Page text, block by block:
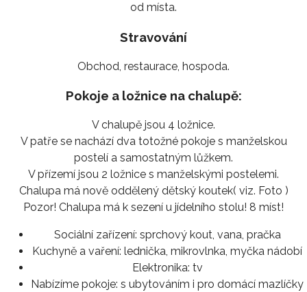
od místa.
Stravování
Obchod, restaurace, hospoda.
Pokoje a ložnice na chalupě:
V chalupě jsou 4 ložnice.
V patře se nachází dva totožné pokoje s manželskou
postelí a samostatným lůžkem.
V přízemí jsou 2 ložnice s manželskými postelemi.
Chalupa má nově oddělený dětský koutek( viz. Foto )
Pozor! Chalupa má k sezení u jídelního stolu! 8 míst!
Sociální zařízení: sprchový kout, vana, pračka
Kuchyně a vaření: lednička, mikrovlnka, myčka nádobí
Elektronika: tv
Nabízíme pokoje: s ubytováním i pro domácí mazlíčky